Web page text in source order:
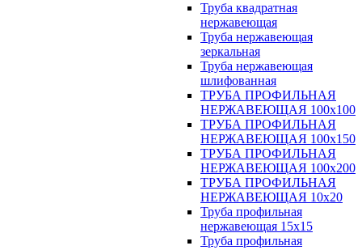
Труба квадратная
нержавеющая
Труба нержавеющая
зеркальная
Труба нержавеющая
шлифованная
ТРУБА ПРОФИЛЬНАЯ
НЕРЖАВЕЮЩАЯ 100х100
ТРУБА ПРОФИЛЬНАЯ
НЕРЖАВЕЮЩАЯ 100х150
ТРУБА ПРОФИЛЬНАЯ
НЕРЖАВЕЮЩАЯ 100х200
ТРУБА ПРОФИЛЬНАЯ
НЕРЖАВЕЮЩАЯ 10х20
Труба профильная
нержавеющая 15х15
Труба профильная